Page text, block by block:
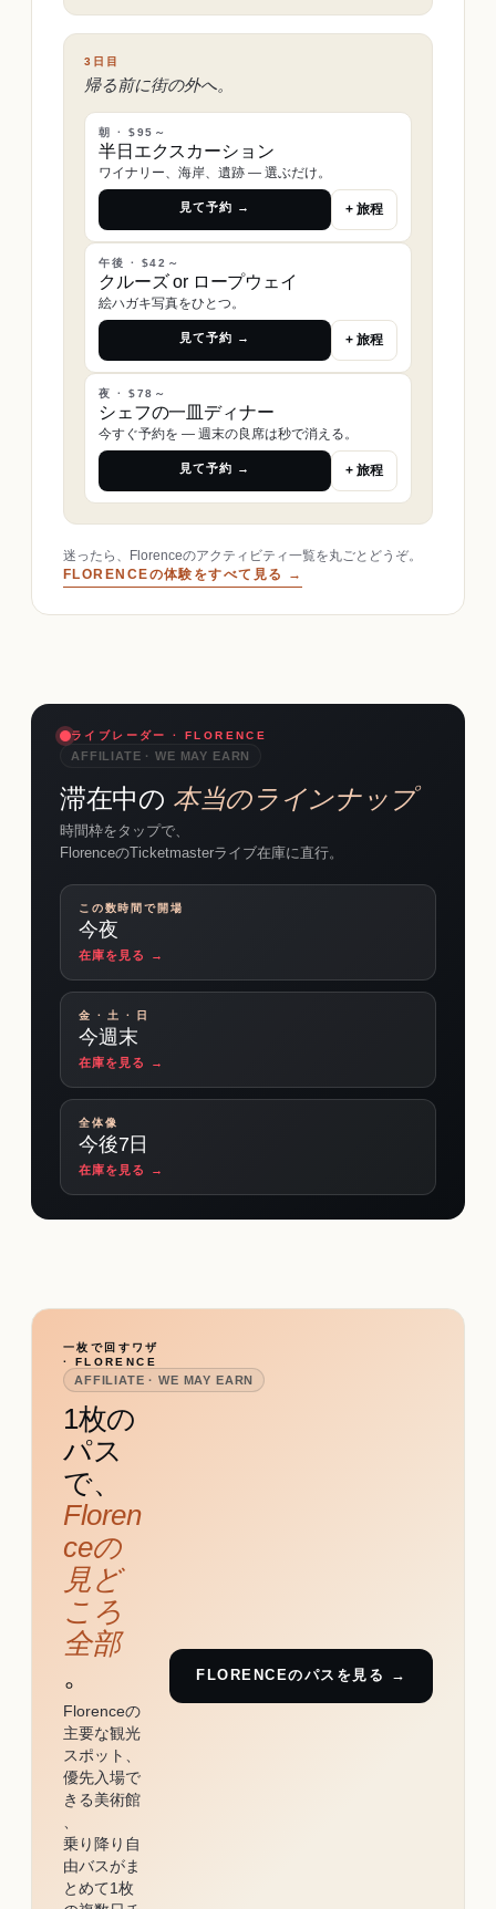
3日目
帰る前に街の外へ。
朝 · $95～
半日エクスカーション
ワイナリー、海岸、遺跡 ― 選ぶだけ。
見て予約 → + 旅程
午後 · $42～
クルーズ or ロープウェイ
絵ハガキ写真をひとつ。
見て予約 → + 旅程
夜 · $78～
シェフの一皿ディナー
今すぐ予約を ― 週末の良席は秒で消える。
見て予約 → + 旅程
迷ったら、Florenceのアクティビティ一覧を丸ごとどうぞ。
FLORENCEの体験をすべて見る →
ライブレーダー · FLORENCE
AFFILIATE · WE MAY EARN
滞在中の 本当のラインナップ
時間枠をタップで、
FlorenceのTicketmasterライブ在庫に直行。
この数時間で開場
今夜
在庫を見る →
金 · 土 · 日
今週末
在庫を見る →
全体像
今後7日
在庫を見る →
一枚で回すワザ
· FLORENCE
AFFILIATE · WE MAY EARN
1枚の
パス
で、
Floren
ceの
見ど
ころ
全部
。
Florenceの
主要な観光
スポット、
優先入場で
きる美術館
、
乗り降り自
由バスがま
とめて1枚
FLORENCEのパスを見る →